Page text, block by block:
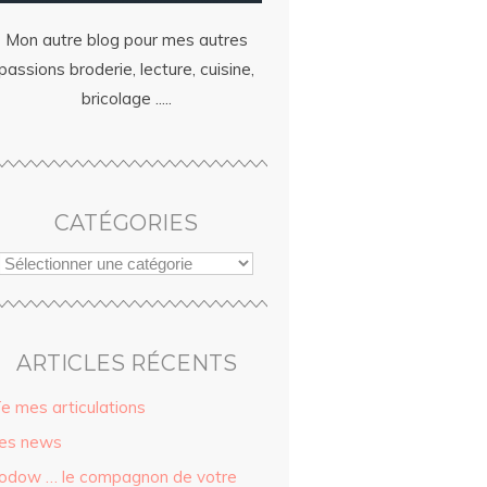
Mon autre blog pour mes autres
broderie, lecture, cuisine,
bricolage .....
CATÉGORIES
ARTICLES RÉCENTS
mes articulations
news
… le compagnon de votre